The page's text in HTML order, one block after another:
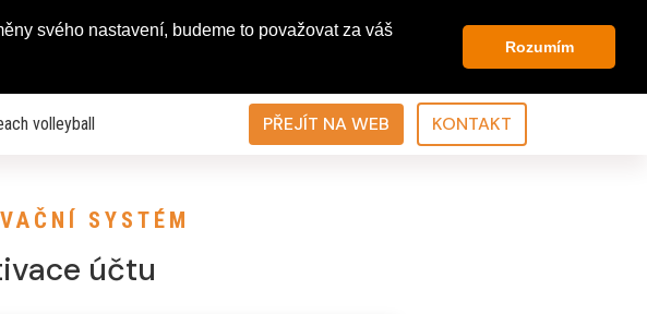
svého nastavení, budeme to považovat za váš
Rozumím
volleyball PŘEJÍT NA WEB KONTAKT
SYSTÉM
účtu